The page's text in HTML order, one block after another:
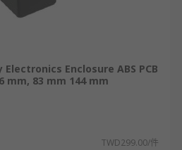
Electronics Enclosure ABS PCB
mm, 83 mm 144 mm
TWD299.00/件